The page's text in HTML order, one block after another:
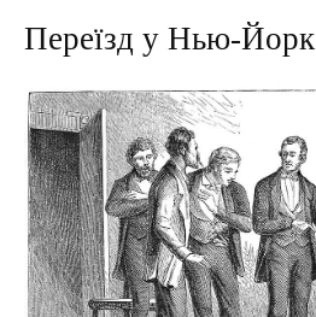
Переїзд у Нью-Йорк